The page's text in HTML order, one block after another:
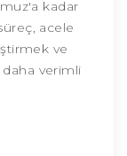
kadar
acele
ve
daha verimli